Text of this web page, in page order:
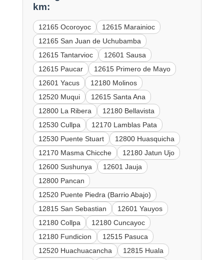
km:
12165 Ocoroyoc
12615 Marainioc
12165 San Juan de Uchubamba
12615 Tantarvioc
12601 Sausa
12615 Paucar
12615 Primero de Mayo
12601 Yacus
12180 Molinos
12520 Muqui
12615 Santa Ana
12800 La Ribera
12180 Bellavista
12530 Cullpa
12170 Lamblas Pata
12530 Puente Stuart
12800 Huasquicha
12170 Masma Chicche
12180 Jatun Ujo
12600 Sushunya
12601 Jauja
12800 Pancan
12520 Puente Piedra (Barrio Abajo)
12815 San Sebastian
12601 Yauyos
12180 Collpa
12180 Cuncayoc
12180 Fundicion
12515 Pasuca
12520 Huachuacancha
12815 Huala